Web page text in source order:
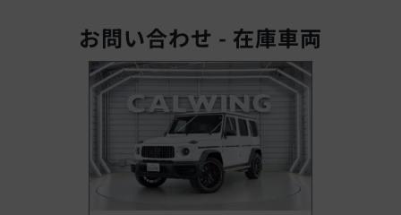
お問い合わせ - 在庫車両